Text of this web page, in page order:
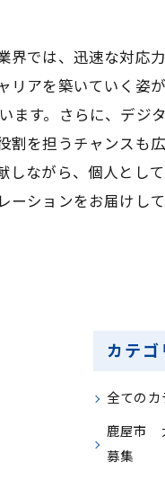
では、迅速な対応
アを築いていく姿
す。さらに、デジ
を担うチャンスも
ながら、個人とし
ションをお届けして
カテゴ
全てのカ
鹿屋市
募集